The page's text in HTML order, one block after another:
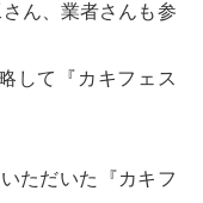
ん、業者さんも参
して『カキフェス
ただいた『カキフ